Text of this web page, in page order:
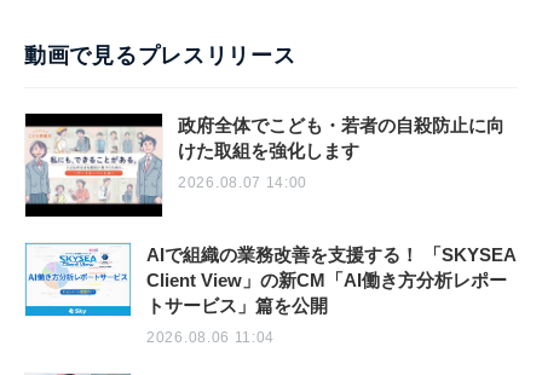
動画で見るプレスリリース
政府全体でこども・若者の自殺防止に向
けた取組を強化します
2026.08.07 14:00
AIで組織の業務改善を支援する！ 「SKYSEA
Client View」の新CM「AI働き方分析レポー
トサービス」篇を公開
2026.08.06 11:04